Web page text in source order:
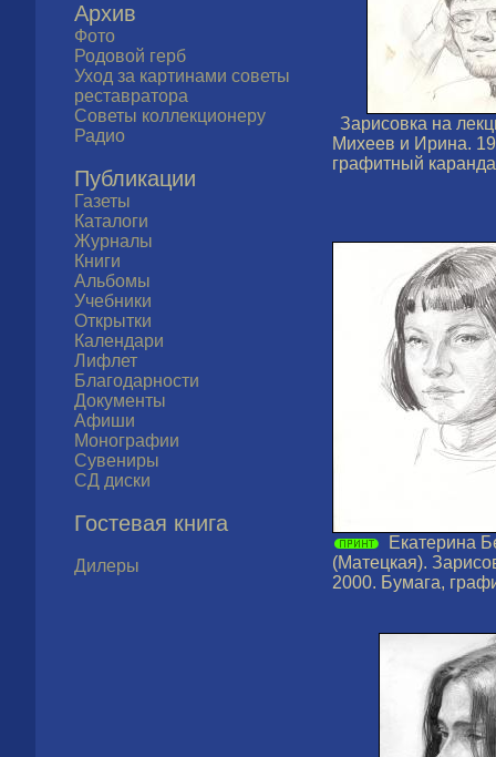
Архив
Фото
Родовой герб
Уход за картинами советы
реставратора
Советы коллекционеру
Радио
Публикации
Газеты
Каталоги
Журналы
Книги
Альбомы
Учебники
Открытки
Календари
Лифлет
Благодарности
Документы
Афиши
Монографии
Сувениры
СД диски
Гостевая книга
Дилеры
Зарисовка на
Михеев и Ирина.
графитный каранда
Екатерина
(Матецкая).
2000. Бумага,